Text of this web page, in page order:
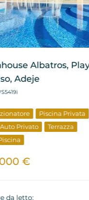
Albatros,
Adeje
Piscina Privata
Privato
Terrazza
€
da letto: